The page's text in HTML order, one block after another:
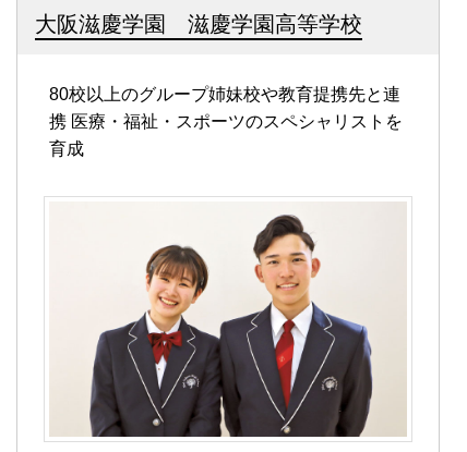
大阪滋慶学園 滋慶学園高等学校
80校以上のグループ姉妹校や教育提携先と連
携 医療・福祉・スポーツのスペシャリストを
育成